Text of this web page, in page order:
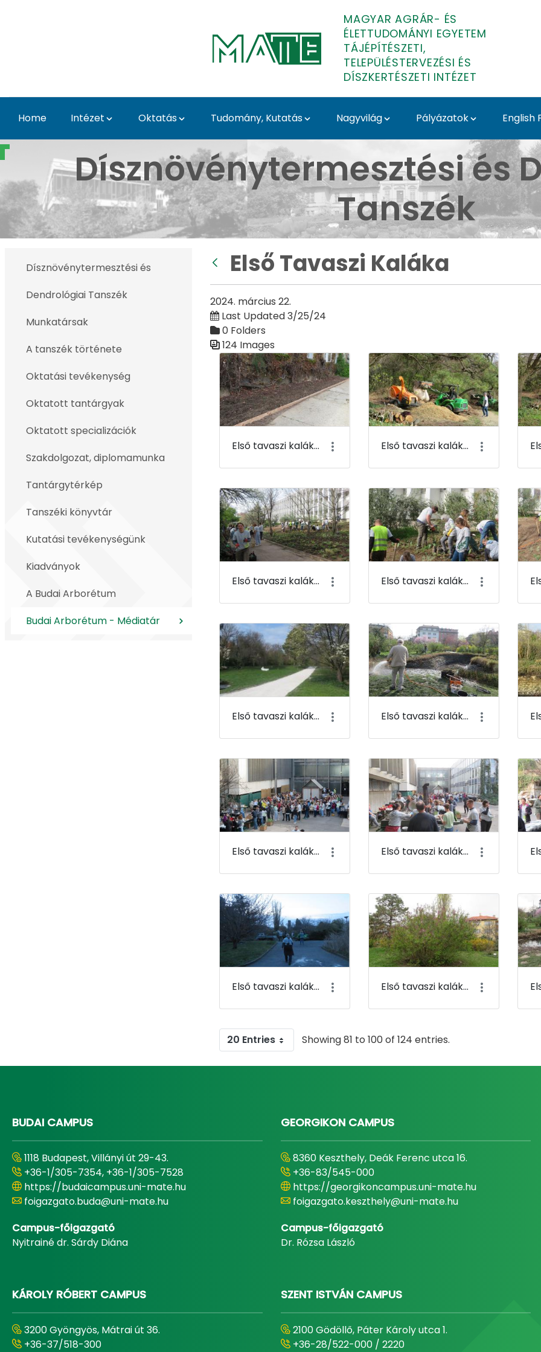
MAGYAR AGRÁR- ÉS
ÉLETTUDOMÁNYI EGYETEM
TÁJÉPÍTÉSZETI,
TELEPÜLÉSTERVEZÉSI ÉS
DÍSZKERTÉSZETI INTÉZET
Home Intézet Oktatás Tudomány, Kutatás Nagyvilág Pályázatok English
Első Tavaszi Kaláka - Budai Arborétum -
Dísznövénytermesztési és
Tanszék
Dísznövénytermesztési és
Dendrológiai Tanszék
Munkatársak
A tanszék története
Oktatási tevékenység
Oktatott tantárgyak
Oktatott specializációk
Szakdolgozat, diplomamunka
Tantárgytérkép
Tanszéki könyvtár
Kutatási tevékenységünk
Kiadványok
A Budai Arborétum
Budai Arborétum - Médiatár
Első Tavaszi Kaláka
2024. március 22.
Last Updated 3/25/24
0 Folders
124 Images
Media Gallery
Első tavaszi kaláka 081 Első tavaszi kaláka 082
Első tavaszi kaláka 085 Első tavaszi kaláka 086
Első tavaszi kaláka 089 Első tavaszi kaláka 090
Első tavaszi kaláka 093 Első tavaszi kaláka 094
Első tavaszi kaláka 097 Első tavaszi kaláka 098
20 Entries Showing 81 to 100 of 124 entries.
BUDAI CAMPUS
1118 Budapest, Villányi út 29-43.
+36-1/305-7354, +36-1/305-7528
https://budaicampus.uni-mate.hu
foigazgato.buda@uni-mate.hu
Campus-főigazgató
Nyitrainé dr. Sárdy Diána
GEORGIKON CAMPUS
8360 Keszthely, Deák Ferenc utca 16.
+36-83/545-000
https://georgikoncampus.uni-mate.hu
foigazgato.keszthely@uni-mate.hu
Campus-főigazgató
Dr. Rózsa László
KÁROLY RÓBERT CAMPUS
3200 Gyöngyös, Mátrai út 36.
+36-37/518-300
SZENT ISTVÁN CAMPUS
2100 Gödöllő, Páter Károly utca 1.
+36-28/522-000 / 2220